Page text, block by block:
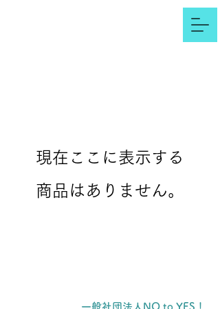
現在ここに表示する
商品はありません。
一般社団法人NO to YES！